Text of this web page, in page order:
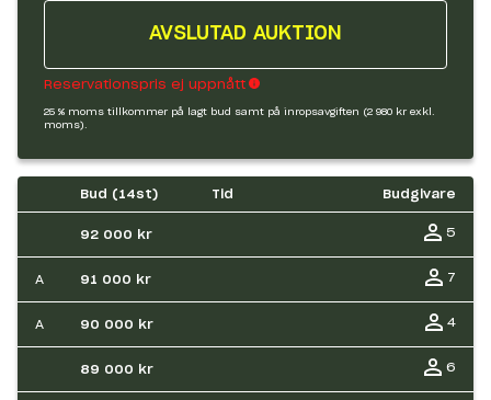
AVSLUTAD AUKTION
Reservationspris ej uppnått
25 % moms tillkommer på lagt bud samt på inropsavgiften (2 980 kr exkl.
moms).
Bud (14st) Tid Budgivare
92 000 kr 5
A 91 000 kr 7
A 90 000 kr 4
89 000 kr 6